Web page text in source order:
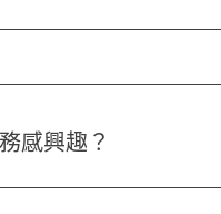
感興趣？